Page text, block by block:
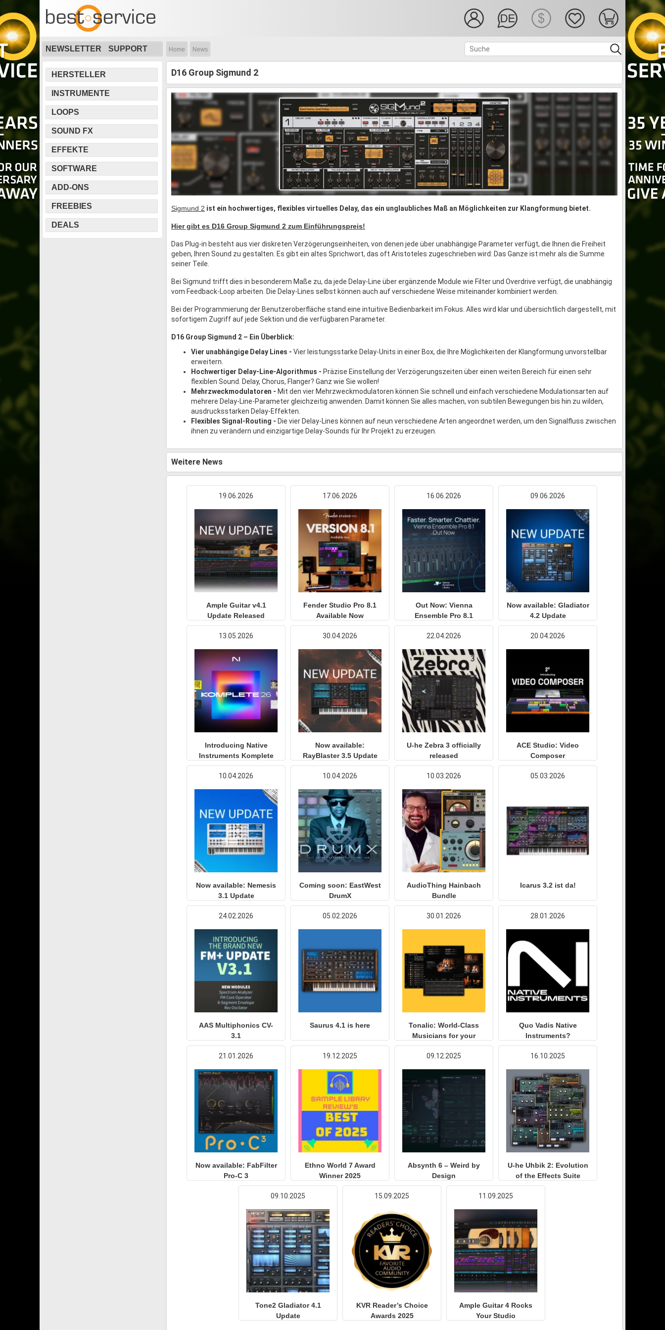
NEWSLETTER SUPPORT Home News
HERSTELLER
INSTRUMENTE
LOOPS
SOUND FX
EFFEKTE
SOFTWARE
ADD-ONS
FREEBIES
DEALS
D16 Group Sigmund 2
Sigmund 2 ist ein hochwertiges, flexibles virtuelles Delay, das ein unglaubliches Maß an Möglichkeiten zur Klangformung bietet.
Hier gibt es D16 Group Sigmund 2 zum Einführungspreis!
Das Plug-in besteht aus vier diskreten Verzögerungseinheiten, von denen jede über unabhängige Parameter verfügt, die Ihnen die Freiheit
geben, Ihren Sound zu gestalten. Es gibt ein altes Sprichwort, das oft Aristoteles zugeschrieben wird: Das Ganze ist mehr als die Summe
seiner Teile.
Bei Sigmund trifft dies in besonderem Maße zu, da jede Delay-Line über ergänzende Module wie Filter und Overdrive verfügt, die unabhängig
vom Feedback-Loop arbeiten. Die Delay-Lines selbst können auch auf verschiedene Weise miteinander kombiniert werden.
Bei der Programmierung der Benutzeroberfläche stand eine intuitive Bedienbarkeit im Fokus. Alles wird klar und übersichtlich dargestellt, mit
sofortigem Zugriff auf jede Sektion und die verfügbaren Parameter.
D16 Group Sigmund 2 – Ein Überblick:
Vier unabhängige Delay Lines - Vier leistungsstarke Delay-Units in einer Box, die Ihre Möglichkeiten der Klangformung unvorstellbar
erweitern.
Hochwertiger Delay-Line-Algorithmus - Präzise Einstellung der Verzögerungszeiten über einen weiten Bereich für einen sehr
flexiblen Sound. Delay, Chorus, Flanger? Ganz wie Sie wollen!
Mehrzweckmodulatoren - Mit den vier Mehrzweckmodulatoren können Sie schnell und einfach verschiedene Modulationsarten auf
mehrere Delay-Line-Parameter gleichzeitig anwenden. Damit können Sie alles machen, von subtilen Bewegungen bis hin zu wilden,
ausdrucksstarken Delay-Effekten.
Flexibles Signal-Routing - Die vier Delay-Lines können auf neun verschiedene Arten angeordnet werden, um den Signalfluss zwischen
ihnen zu verändern und einzigartige Delay-Sounds für Ihr Projekt zu erzeugen.
Weitere News
19.06.2026
Ample Guitar v4.1
Update Released
17.06.2026
Fender Studio Pro 8.1
Available Now
16.06.2026
Out Now: Vienna
Ensemble Pro 8.1
09.06.2026
Now available: Gladiator
4.2 Update
13.05.2026
Introducing Native
Instruments Komplete
26
30.04.2026
Now available:
RayBlaster 3.5 Update
22.04.2026
U-he Zebra 3 officially
released
20.04.2026
ACE Studio: Video
Composer
10.04.2026
Now available: Nemesis
3.1 Update
10.04.2026
Coming soon: EastWest
DrumX
10.03.2026
AudioThing Hainbach
Bundle
05.03.2026
Icarus 3.2 ist da!
24.02.2026
AAS Multiphonics CV-
3.1
05.02.2026
Saurus 4.1 is here
30.01.2026
Tonalic: World-Class
Musicians for your
Productions
28.01.2026
Quo Vadis Native
Instruments?
21.01.2026
Now available: FabFilter
Pro-C 3
19.12.2025
Ethno World 7 Award
Winner 2025
09.12.2025
Absynth 6 – Weird by
Design
16.10.2025
U-he Uhbik 2: Evolution
of the Effects Suite
09.10.2025
Tone2 Gladiator 4.1
Update
15.09.2025
KVR Reader’s Choice
Awards 2025
11.09.2025
Ample Guitar 4 Rocks
Your Studio